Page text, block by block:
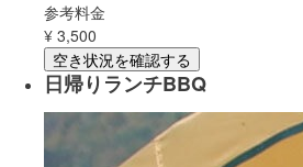
参考料金
¥ 3,500
空き状況を確認する
日帰りランチBBQ